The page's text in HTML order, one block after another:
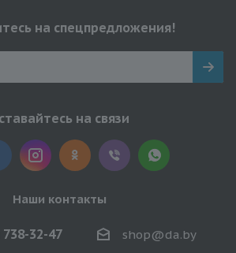
на спецпредложения!
на связи
Наши контакты
32-47 shop@da.by